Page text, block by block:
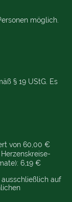
möglich.
§ 19 UStG. Es
von 60,00 €
6,19 €
auf